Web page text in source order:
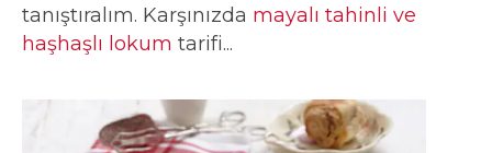
tanıştıralım. Karşınızda mayalı tahinli ve
haşhaşlı lokum tarifi...